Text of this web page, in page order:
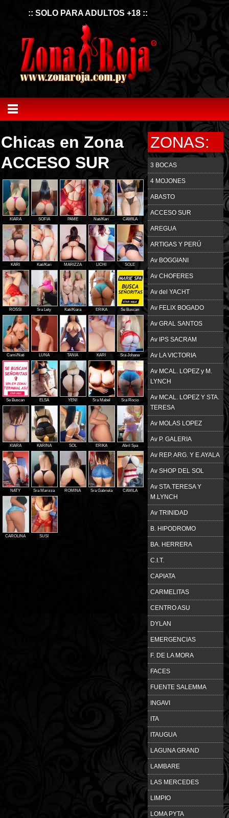
:: SOLO PARA ADULTOS +18 ::
Chicas en Zona
ACCESO SUR
KIARA SOFIA PAME Nati/Kari CAMILA
KARI Kati/Kari MARIZZA LICHI SOLE
ROSSI Sra Lety Kati/Kiara ERIKA Se Buscan
Cami/Nati LUNA TANIA KARI Sra Johana
Se Buscan ELSA YENI Sra Mabel Sra Rocio
KIARA KARINA SOL ERIKA Abril Spa
NATY Sra Marizza ROMINA Sra Gabriela CAMILA
CAROLINA SUSI
ZONAS:
3 BOCAS
4 MOJONES
ABASTO
ACCESO SUR
AREGUA
ARTIGAS Y PERÚ
Av BOGGIANI
Av CHOFERES
Av del YACHT
Av FELIX BOGADO
Av GRAL SANTOS
Av IPS SACRAM
Av LA VICTORIA
Av MCAL. LOPEZ y M.
LYNCH
Av MCAL. LOPEZ Y STA.
TERESA
Av MOLAS LOPEZ
Av P. GALERIA
Av REP. ARG. Y E.AYALA
Av SHOP DEL SOL
Av STA.TERESA Y
M.LYNCH
Av TRINIDAD
B. HIPODROMO
BA. HERRERA
C.I.T.
CAPIATA
CARMELITAS
CENTRO ASU
DYLAN
EMERGENCIAS
F. DE LA MORA
FACES
FUENTE SALEMMA
INGAVI
ITA
ITAUGUA
LAGUNA GRAND
LAMBARE
LAS MERCEDES
LIMPIO
LOMA PYTA